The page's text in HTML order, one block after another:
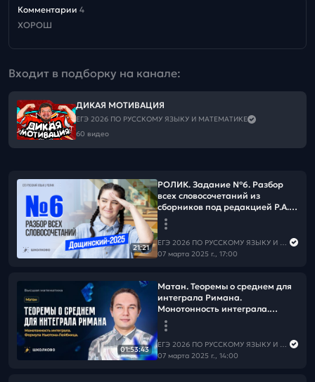
Комментарии 4
ХОРОШ
Входит в подборку на канале:
ДИКАЯ МОТИВАЦИЯ
ЕГЭ 2026 ПО РУССКОМУ ЯЗЫКУ И МАТЕМАТИКЕ
60 видео
21:21
РОЛИК. Задание №6. Разбор
всех словосочетаний из
сборников под редакцией Р.А.
Дощинского (36 и 50
вариантов) 2025 года.
ЕГЭ 2026 ПО РУССКОМУ ЯЗЫКУ И МАТЕМАТИКЕ
07 марта 2025 г., 17:00
01:53:43
Матан. Теоремы о среднем для
интеграла Римана.
Монотонность интеграла.
Формула Ньютона-Лейбница.
ЕГЭ 2026 ПО РУССКОМУ ЯЗЫКУ И МАТЕМАТИКЕ
07 марта 2025 г., 14:00